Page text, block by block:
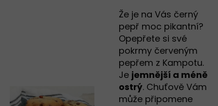
Že je na Vás černý
pepř moc pikantní?
Opepřete si své
pokrmy červeným
pepřem z Kampotu.
Je jemnější a méně
ostrý. Chuťově Vám
může připomene